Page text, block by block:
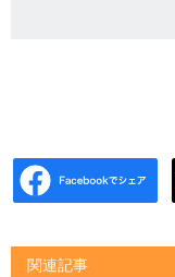
関連記事